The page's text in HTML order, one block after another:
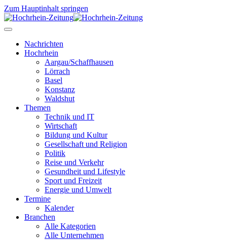
Zum Hauptinhalt springen
Nachrichten
Hochrhein
Aargau/Schaffhausen
Lörrach
Basel
Konstanz
Waldshut
Themen
Technik und IT
Wirtschaft
Bildung und Kultur
Gesellschaft und Religion
Politik
Reise und Verkehr
Gesundheit und Lifestyle
Sport und Freizeit
Energie und Umwelt
Termine
Kalender
Branchen
Alle Kategorien
Alle Unternehmen